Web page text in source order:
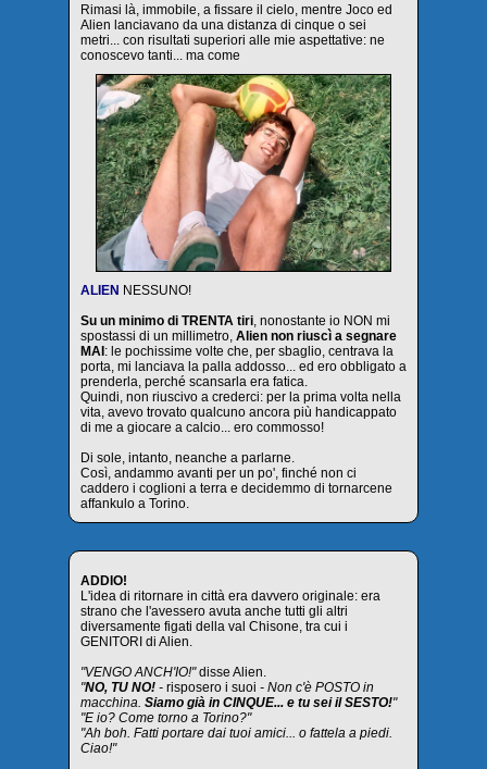
Rimasi là, immobile, a fissare il cielo, mentre Joco ed
Alien lanciavano da una distanza di cinque o sei
metri... con risultati superiori alle mie aspettative: ne
conoscevo tanti... ma come
ALIEN NESSUNO!
Su un minimo di TRENTA tiri, nonostante io NON mi
spostassi di un millimetro, Alien non riuscì a segnare
MAI : le pochissime volte che, per sbaglio, centrava la
porta, mi lanciava la palla addosso... ed ero obbligato a
prenderla, perché scansarla era fatica.
Quindi, non riuscivo a crederci: per la prima volta nella
vita, avevo trovato qualcuno ancora più handicappato
di me a giocare a calcio... ero commosso!
Di sole, intanto, neanche a parlarne.
Così, andammo avanti per un po', finché non ci
caddero i coglioni a terra e decidemmo di tornarcene
affankulo a Torino.
ADDIO!
L'idea di ritornare in città era davvero originale: era
strano che l'avessero avuta anche tutti gli altri
diversamente figati della val Chisone, tra cui i
GENITORI di Alien.
"VENGO ANCH'IO!"disse Alien.
"NO, TU NO! - risposero i suoi - Non c'è POSTO in
macchina. Siamo già in CINQUE... e tu sei il SESTO!"
"E io? Come torno a Torino?"
"Ah boh. Fatti portare dai tuoi amici... o fattela a piedi.
Ciao!"